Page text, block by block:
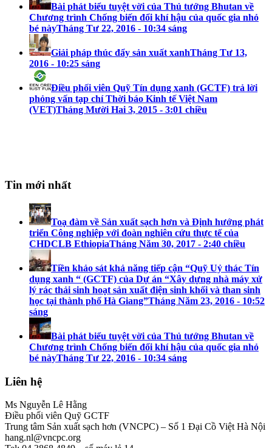
Bài phát biểu tuyệt vời của Thủ tướng Bhutan về
Chương trình Chống biến đổi khí hậu của quốc gia nhỏ
bé nàyTháng Tư 22, 2016 - 10:34 sáng
Giải pháp thúc đẩy sản xuất xanhTháng Tư 13,
2016 - 10:25 sáng
Điều phối viên Quỹ Tín dụng xanh (GCTF) trả lời
phỏng vấn tạp chí Thời báo Kinh tế Việt Nam
(VET)Tháng Mười Hai 3, 2015 - 3:01 chiều
Tin mới nhất
Toạ đàm về Sản xuất sạch hơn và Định hướng phát
triển Công nghiệp với đoàn nghiên cứu thực tế của
CHDCLB EthiopiaTháng Năm 30, 2017 - 2:40 chiều
Tiền khảo sát khả năng tiếp cận “Quỹ Uỷ thác Tín
dụng xanh “ (GCTF) của Dự án “Xây dựng nhà máy xử
lý rác thải sinh hoạt sản xuất điện sinh khối và than sinh
học tại thành phố Hà Giang”Tháng Năm 23, 2016 - 10:52
sáng
Bài phát biểu tuyệt vời của Thủ tướng Bhutan về
Chương trình Chống biến đổi khí hậu của quốc gia nhỏ
bé nàyTháng Tư 22, 2016 - 10:34 sáng
Liên hệ
Ms Nguyễn Lê Hằng
Điều phối viên Quỹ GCTF
Trung tâm Sản xuất sạch hơn (VNCPC) – Số 1 Đại Cồ Việt Hà Nội
hang.nl@vncpc.org